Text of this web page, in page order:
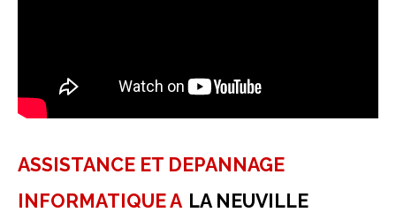
ASSISTANCE ET DEPANNAGE
INFORMATIQUE A LA NEUVILLE